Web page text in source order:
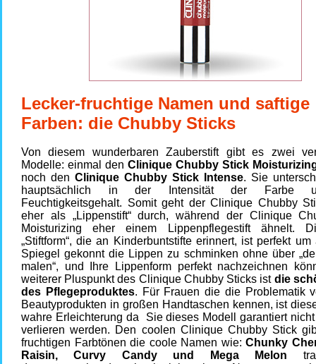
Lecker-fruchtige Namen und saftige
Farben: die Chubby Sticks
Von diesem wunderbaren Zauberstift gibt es zwei
Modelle: einmal den Clinique Chubby Stick
noch den Clinique Chubby Stick Intense. Sie
hauptsächlich in der Intensität der Farbe
Feuchtigkeitsgehalt. Somit geht der Clinique Chubby
eher als „Lippenstift“ durch, während der Clinique
Moisturizing eher einem Lippenpflegestift ähnelt.
„Stiftform“, die an Kinderbuntstifte erinnert, ist perfekt
Spiegel gekonnt die Lippen zu schminken ohne über
malen“, und Ihre Lippenform perfekt nachzeichnen
weiterer Pluspunkt des Clinique Chubby Sticks ist die
des Pflegeproduktes. Für Frauen die die Problematik
Beautyprodukten in großen Handtaschen kennen, ist
wahre Erleichterung da Sie dieses Modell garantiert
verlieren werden. Den coolen Clinique Chubby Stick
fruchtigen Farbtönen die coole Namen wie: Chunky
Raisin, Curvy Candy und Mega Melon